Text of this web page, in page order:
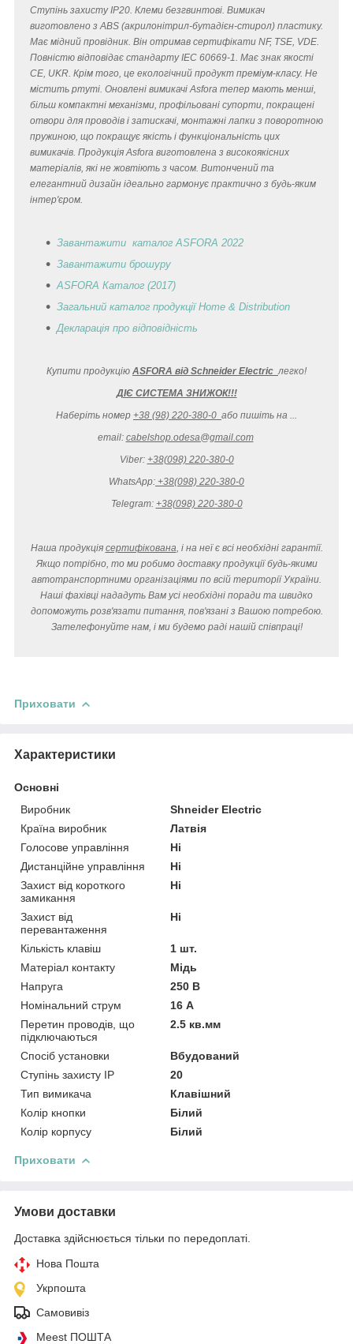
Ступінь захисту IP20. Клеми безгвинтові. Вимикач
виготовлено з ABS (акрилонітрил-бутадієн-стирол) пластику.
Має мідний провідник. Він отримав сертифікати NF, TSE, VDE.
Повністю відповідає стандарту IEC 60669-1. Має знак якості
CE, UKR. Крім того, це екологічний продукт преміум-класу. Не
містить ртуті. Оновлені вимикачі Asfora тепер мають менші,
більш компактні механізми, профільовані супорти, покращені
отвори для проводів і затискачі, монтажні лапки з поворотною
пружиною, що покращує якість і функціональність цих
вимикачів. Продукція Asfora виготовлена з високоякісних
матеріалів, які не жовтіють з часом. Витончений та
елегантний дизайн ідеально гармонує практично з будь-яким
інтер'єром.
Завантажити каталог ASFORA 2022
Завантажити брошуру
ASFORA Каталог (2017)
Загальний каталог продукції Home & Distribution
Декларація про відповідність
Купити продукцію ASFORA від Schneider Electric легко!
ДІЄ СИСТЕМА ЗНИЖОК!!!
Наберіть номер +38 (98) 220-380-0 або пишіть на ...
email: cabelshop.odesa@gmail.com
Viber: +38(098) 220-380-0
WhatsApp: +38(098) 220-380-0
Telegram: +38(098) 220-380-0
Наша продукція сертифікована , і на неї є всі необхідні гарантії.
Якщо потрібно, то ми робимо доставку продукції будь-якими
автотранспортними організаціями по всій території України.
Наші фахівці нададуть Вам усі необхідні поради та швидко
допоможуть розв'язати питання, пов'язані з Вашою потребою.
Зателефонуйте нам, і ми будемо раді нашій співпраці!
Приховати
Характеристики
Основні
Виробник
Shneider Electric
Країна виробник
Латвія
Голосове управління
Ні
Дистанційне управління
Ні
Захист від короткого
замикання
Ні
Захист від
перевантаження
Ні
Кількість клавіш
1 шт.
Матеріал контакту
Мідь
Напруга
250 В
Номінальний струм
16 А
Перетин проводів, що
підключаються
2.5 кв.мм
Спосіб установки
Вбудований
Ступінь захисту IP
20
Тип вимикача
Клавішний
Колір кнопки
Білий
Колір корпусу
Білий
Приховати
Умови доставки
Доставка здійснюється тільки по передоплаті.
Нова Пошта
Укрпошта
Самовивіз
Meest ПОШТА